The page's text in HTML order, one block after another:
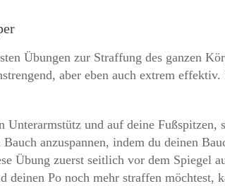
Übungen zur Straffung des ganzen
aber eben auch extrem
und auf deine
anzuspannen, indem du deinen
Übung zuerst seitlich vor dem Spiegel
Po noch mehr straffen möchtest,